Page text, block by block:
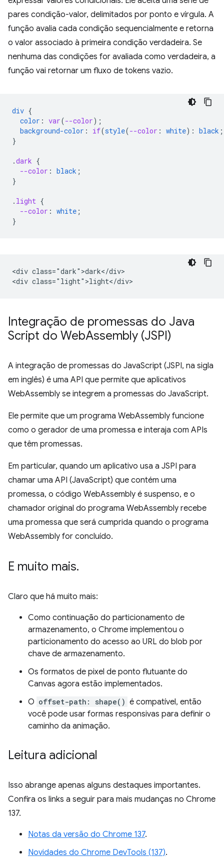
pares condição-valor, delimitados por ponto e vírgula. A
função avalia cada condição sequencialmente e retorna
o valor associado à primeira condição verdadeira. Se
nenhuma das condições for avaliada como verdadeira, a
função vai retornar um fluxo de tokens vazio.
div {
color : var(--color);
background-color : if(style(--color : white) : black ;
}
.dark {
--color : black ;
}
. light {
--color : white ;
}
<div class="dark">dark</div>
Integração de promessas do Java
Script do WebAssembly (JSPI)
A integração de promessas do JavaScript (JSPI, na sigla
em inglês) é uma API que permite que aplicativos
WebAssembly se integrem a promessas do JavaScript.
Ele permite que um programa WebAssembly funcione
como o gerador de uma promessa e interaja com APIs
que têm promessas.
Em particular, quando um aplicativo usa a JSPI para
chamar uma API (JavaScript) que contém uma
promessa, o código WebAssembly é suspenso, e o
chamador original do programa WebAssembly recebe
uma promessa que será cumprida quando o programa
WebAssembly for concluído.
E muito mais.
Claro que há muito mais:
Como continuação do particionamento de
armazenamento, o Chrome implementou o
particionamento do acesso ao URL do blob por
chave de armazenamento.
Os formatos de pixel de ponto flutuante do
Canvas agora estão implementados.
O offset-path: shape() é compatível, então
você pode usar formas responsivas para definir o
caminho da animação.
Leitura adicional
Isso abrange apenas alguns destaques importantes.
Confira os links a seguir para mais mudanças no Chrome
137.
Notas da versão do Chrome 137.
Novidades do Chrome DevTools (137).